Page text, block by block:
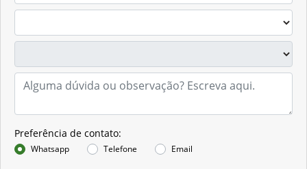
Preferência de contato:
Whatsapp Telefone Email